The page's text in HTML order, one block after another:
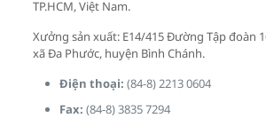
TP.HCM, Việt Nam.
Xưởng sản xuất: E14/415 Đường Tập đoàn
xã Đa Phước, huyện Bình Chánh.
Điện thoại: (84-8) 2213 0604
Fax: (84-8) 3835 7294